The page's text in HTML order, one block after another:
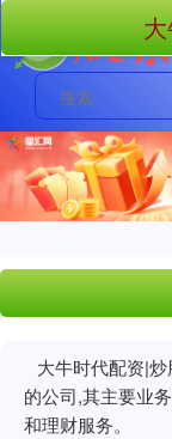
大牛时代配资|
的公司,其主要业
和理财服务。